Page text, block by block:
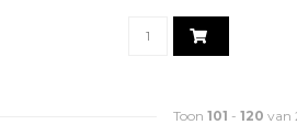
Toon 101 - 120 van